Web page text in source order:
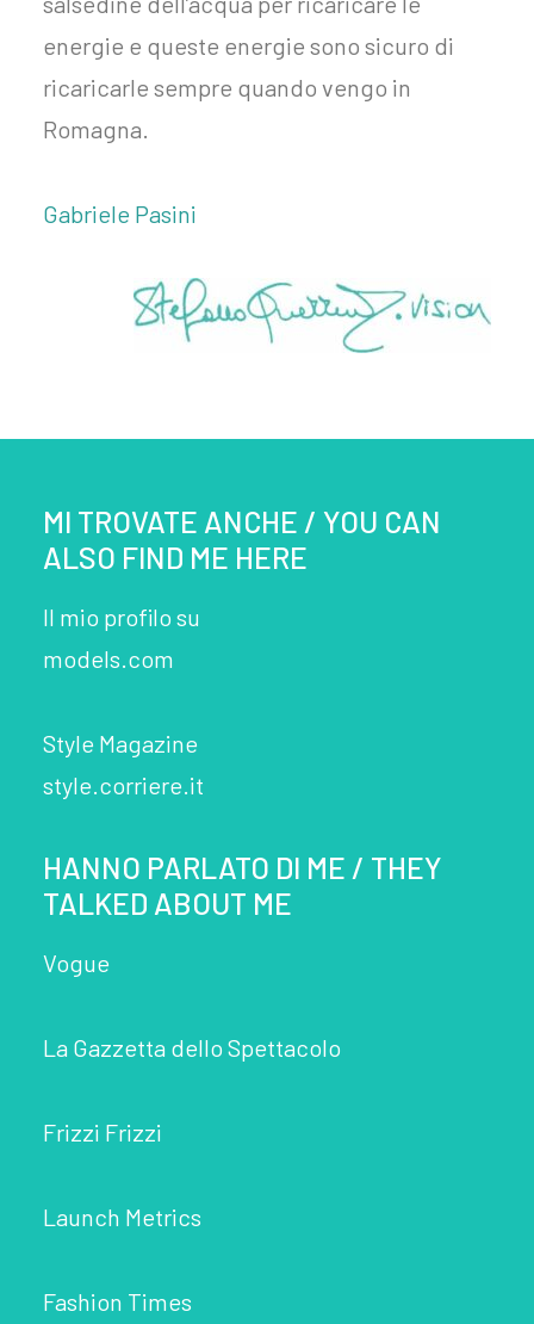
energie e queste energie sono sicuro di
ricaricarle sempre quando vengo in
Romagna.
Gabriele Pasini
MI TROVATE ANCHE / YOU CAN
ALSO FIND ME HERE
Il mio profilo su
models.com
Style Magazine
style.corriere.it
HANNO PARLATO DI ME / THEY
TALKED ABOUT ME
Vogue
La Gazzetta dello Spettacolo
Frizzi Frizzi
Launch Metrics
Fashion Times